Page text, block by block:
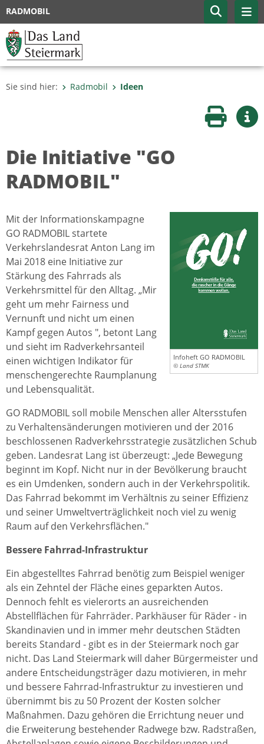
RADMOBIL
Sie sind hier: Radmobil Ideen
Seite
Die Initiative "GO
RADMOBIL"
Infoheft GO RADMOBIL
© Land STMK
Mit der Informationskampagne
GO RADMOBIL startete
Verkehrslandesrat Anton Lang im
Mai 2018 eine Initiative zur
Stärkung des Fahrrads als
Verkehrsmittel für den Alltag. „Mir
geht um mehr Fairness und
Vernunft und nicht um einen
Kampf gegen Autos ", betont Lang
und sieht im Radverkehrsanteil
einen wichtigen Indikator für
menschengerechte Raumplanung
und Lebensqualität.
GO RADMOBIL soll mobile Menschen aller Altersstufen
zu Verhaltensänderungen motivieren und der 2016
beschlossenen Radverkehrsstrategie zusätzlichen Schub
geben. Landesrat Lang ist überzeugt: „Jede Bewegung
beginnt im Kopf. Nicht nur in der Bevölkerung braucht
es ein Umdenken, sondern auch in der Verkehrspolitik.
Das Fahrrad bekommt im Verhältnis zu seiner Effizienz
und seiner Umweltverträglichkeit noch viel zu wenig
Raum auf den Verkehrsflächen."
Bessere Fahrrad-Infrastruktur
Ein abgestelltes Fahrrad benötig zum Beispiel weniger
als ein Zehntel der Fläche eines geparkten Autos.
Dennoch fehlt es vielerorts an ausreichenden
Abstellflächen für Fahrräder. Parkhäuser für Räder - in
Skandinavien und in immer mehr deutschen Städten
bereits Standard - gibt es in der Steiermark noch gar
nicht. Das Land Steiermark will daher Bürgermeister und
andere Entscheidungsträger dazu motivieren, in mehr
und bessere Fahrrad-Infrastruktur zu investieren und
übernimmt bis zu 50 Prozent der Kosten solcher
Maßnahmen. Dazu gehören die Errichtung neuer und
die Erweiterung bestehender Radwege bzw. Radstraßen,